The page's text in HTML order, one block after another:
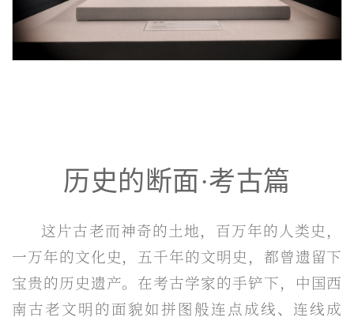
历史的断面·考古篇
这片古老而神奇的土地，百万年的人类史，
一万年的文化史，五千年的文明史，都曾遗留下
宝贵的历史遗产。在考古学家的手铲下，中国西
南古老文明的面貌如拼图般连点成线、连线成